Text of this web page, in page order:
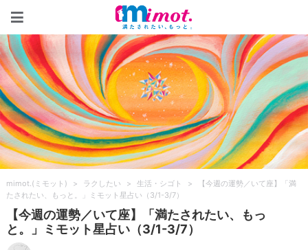
mimot.(ミモット) > ラクしたい > 生活・シゴト >
【今週の運勢／いて座】「満
たされたい、もっと。」ミモット星占い（3/1-3/7）
【今週の運勢／いて座】「満たされたい、もっ
と。」ミモット星占い（3/1-3/7）